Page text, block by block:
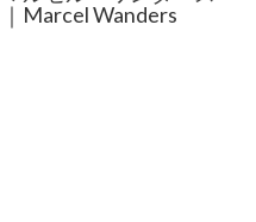
｜Marcel Wanders